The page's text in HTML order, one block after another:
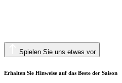
Spielen Sie uns etwas vor
Erhalten Sie Hinweise auf das Beste der Saison